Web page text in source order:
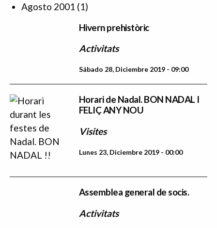
Agosto 2001 (1)
Hivern prehistòric
Activitats
Sábado 28, Diciembre 2019 - 09:00
Horari de Nadal. BON NADAL I
FELIÇ ANY NOU
Visites
Lunes 23, Diciembre 2019 - 00:00
Assemblea general de socis.
Activitats